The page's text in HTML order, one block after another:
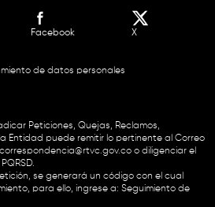
Facebook X
de datos personales
Peticiones, Quejas, Reclamos,
Entidad puede remitir lo pertinente al Correo
correspondencia@rtvc.gov.co o diligenciar el
se generará un código con el cual
para ello, ingrese a: Seguimiento de